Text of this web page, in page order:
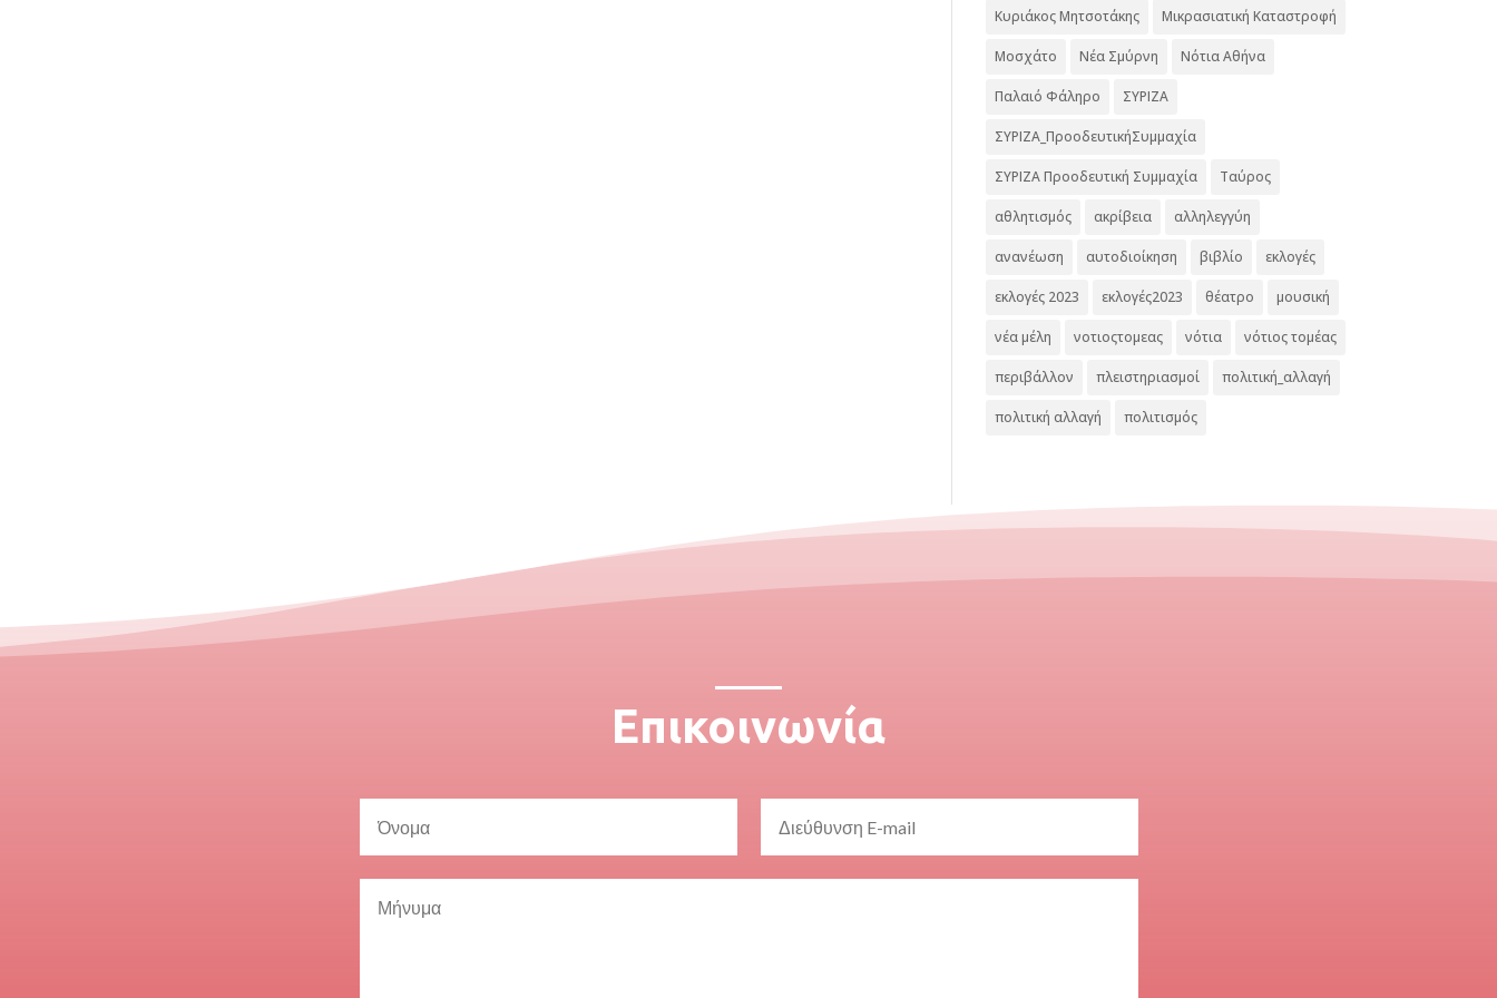
Κυριάκος Μητσοτάκης Μικρασιατική Καταστροφή
Μοσχάτο Νέα Σμύρνη Νότια Αθήνα
Παλαιό Φάληρο ΣΥΡΙΖΑ
ΣΥΡΙΖΑ_ΠροοδευτικήΣυμμαχία
ΣΥΡΙΖΑ Προοδευτική Συμμαχία Ταύρος
αθλητισμός ακρίβεια αλληλεγγύη
ανανέωση αυτοδιοίκηση βιβλίο εκλογές
εκλογές 2023 εκλογές2023 θέατρο μουσική
νέα μέλη νοτιοςτομεας νότια νότιος τομέας
περιβάλλον πλειστηριασμοί πολιτική_αλλαγή
πολιτική αλλαγή πολιτισμός
Επικοινωνία